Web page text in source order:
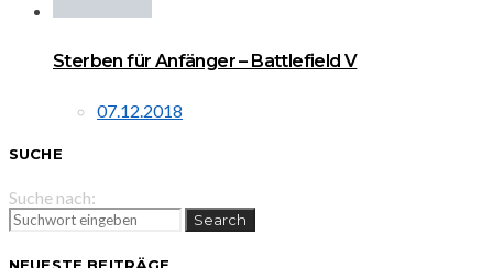
Sterben für Anfänger – Battlefield V
07.12.2018
SUCHE
Suche nach:
Search
NEUESTE BEITRÄGE